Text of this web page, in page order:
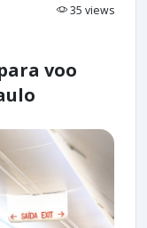
35 views
voo